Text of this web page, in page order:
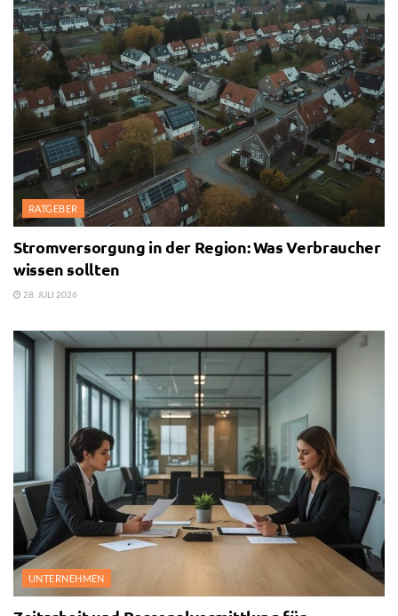
RATGEBER
Stromversorgung in der Region: Was Verbraucher
wissen sollten
28. JULI 2026
UNTERNEHMEN